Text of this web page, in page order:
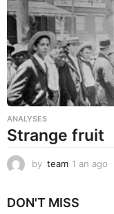
ANALYSES
Strange fruit
by team 1 an ago
DON'T MISS